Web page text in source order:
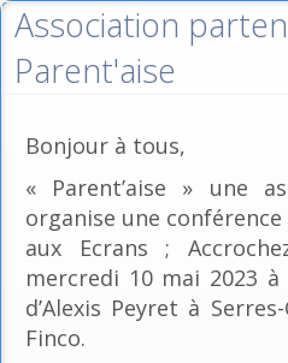
Association
Parent'aise
Bonjour à tous,
« Parent’aise » une
organise une
aux Ecrans ;
mercredi 10 mai 2023
d’Alexis Peyret à
Finco.